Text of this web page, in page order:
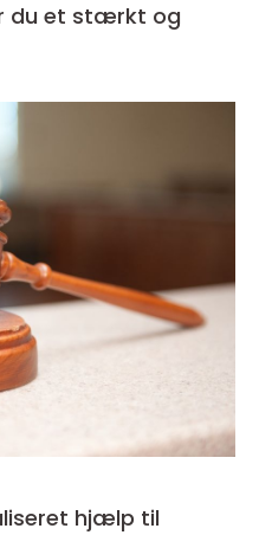
du et stærkt og